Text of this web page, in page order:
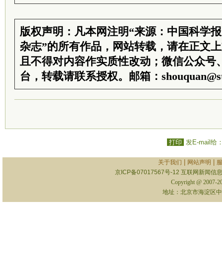
版权声明：凡本网注明“来源：中国科学
杂志”的所有作品，网站转载，请在正文
且不得对内容作实质性改动；微信公众号
台，转载请联系授权。邮箱：
打印 发E-mail给
关于我们 网站声明
京ICP备07017567号-12 互联网新闻信
Copyright @ 2007-
地址：北京市海淀区